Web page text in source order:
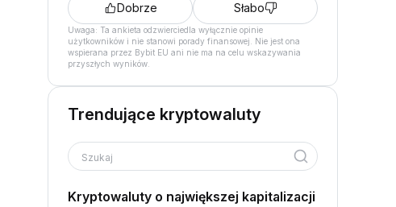
Dobrze Słabo
Uwaga: Ta ankieta odzwierciedla wyłącznie opinie
użytkowników i nie stanowi porady finansowej. Nie jest ona
wspierana przez Bybit EU ani nie ma na celu wskazywania
przyszłych wyników.
Trendujące kryptowaluty
Szukaj
Kryptowaluty o największej kapitalizacji